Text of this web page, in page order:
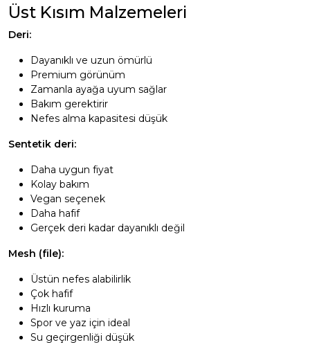
Üst Kısım Malzemeleri
Deri:
Dayanıklı ve uzun ömürlü
Premium görünüm
Zamanla ayağa uyum sağlar
Bakım gerektirir
Nefes alma kapasitesi düşük
Sentetik deri:
Daha uygun fiyat
Kolay bakım
Vegan seçenek
Daha hafif
Gerçek deri kadar dayanıklı değil
Mesh (file):
Üstün nefes alabilirlik
Çok hafif
Hızlı kuruma
Spor ve yaz için ideal
Su geçirgenliği düşük